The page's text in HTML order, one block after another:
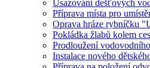
Usazování dešťových
Příprava místa pro
Oprava hráze rybníčku
Pokládka žlabů kolem
Prodloužení
Instalace nového